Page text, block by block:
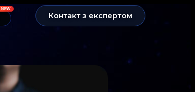
NEW
Контакт з експертом